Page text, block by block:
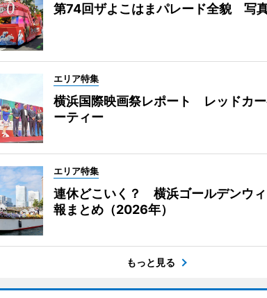
第74回ザよこはまパレード全貌 写
エリア特集
横浜国際映画祭レポート レッドカ
ーティー
エリア特集
連休どこいく？ 横浜ゴールデンウ
報まとめ（2026年）
もっと見る